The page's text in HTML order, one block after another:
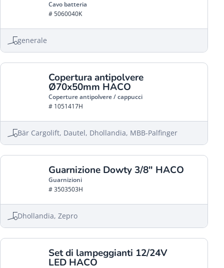
Cavo batteria
# 5060040K
generale
Copertura antipolvere
Ø70x50mm HACO
Coperture antipolvere / cappucci
# 1051417H
Bär Cargolift, Dautel, Dhollandia, MBB-Palfinger
Guarnizione Dowty 3/8" HACO
Guarnizioni
# 3503503H
Dhollandia, Zepro
Set di lampeggianti 12/24V
LED HACO